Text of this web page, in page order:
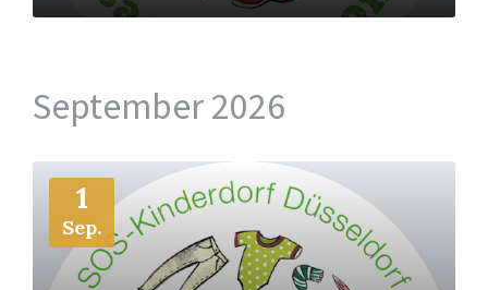
September 2026
1
Sep.
Mehr